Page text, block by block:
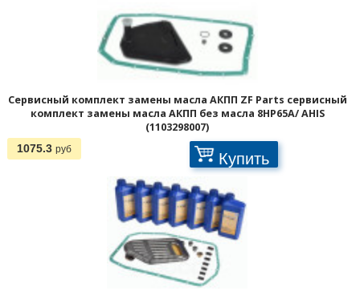
Сервисный комплект замены масла АКПП ZF Parts сервисный
комплект замены масла АКПП без масла 8HP65A/ AHIS
(1103298007)
1075.3 руб Купить